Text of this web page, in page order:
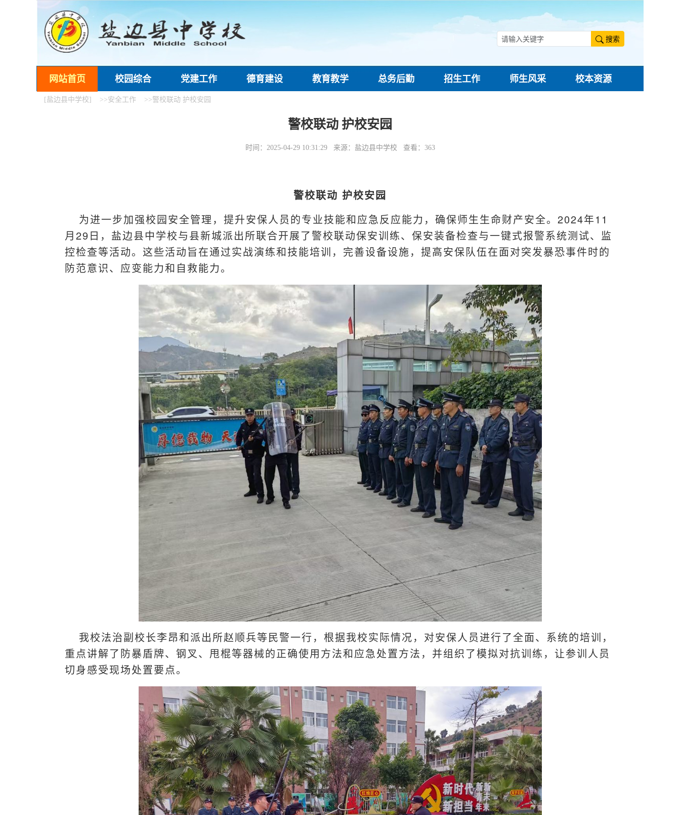
搜索
网站首页 校园综合 党建工作 德育建设 教育教学 总务后勤 招生工作 师生风采 校本资源
[盐边县中学校] >>安全工作 >>警校联动 护校安园
警校联动 护校安园
时间：2025-04-29 10:31:29 来源：盐边县中学校 查看： 363
警校联动 护校安园
‌为进一步加强校园安全管理，提升安保人员的专业技能和应急反应能力，确保师生生命财产安全。2024年11
月29日，盐边县中学校与县新城派出所联合开展了警校联动保安训练、保安装备检查与一键式报警系统测试、监
控检查等活动。这些活动旨在通过实战演练和技能培训，完善设备设施，提高安保队伍在面对突发暴恐事件时的
防范意识、应变能力和自救能力。
我校法治副校长李昂和派出所赵顺兵等民警一行，根据我校实际情况，对安保人员进行了全面、系统的培训，
重点讲解了防暴盾牌、钢叉、甩棍等器械的正确使用方法和应急处置方法，并组织了模拟对抗训练，让参训人员
切身感受现场处置要点。